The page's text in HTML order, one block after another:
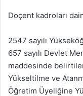
Doçent kadroları
2547 sayılı
657 sayılı Devlet
maddesinde
Yükseltilme ve
Öğretim Üyeliğine